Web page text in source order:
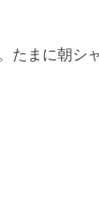
たまに朝シ